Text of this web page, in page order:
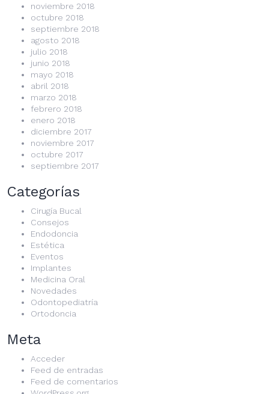
noviembre 2018
octubre 2018
septiembre 2018
agosto 2018
julio 2018
junio 2018
mayo 2018
abril 2018
marzo 2018
febrero 2018
enero 2018
diciembre 2017
noviembre 2017
octubre 2017
septiembre 2017
Categorías
Cirugía Bucal
Consejos
Endodoncia
Estética
Eventos
Implantes
Medicina Oral
Novedades
Odontopediatría
Ortodoncia
Meta
Acceder
Feed de entradas
Feed de comentarios